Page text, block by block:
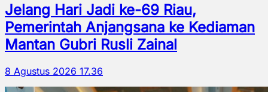
Jelang Hari Jadi ke-69 Riau,
Pemerintah Anjangsana ke Kediaman
Mantan Gubri Rusli Zainal
8 Agustus 2026 17.36